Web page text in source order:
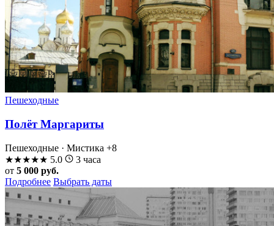
Пешеходные
Полёт Маргариты
Пешеходные · Мистика +8
★★★★★ 5.0
3 часа
от 5 000 руб.
Подробнее Выбрать даты